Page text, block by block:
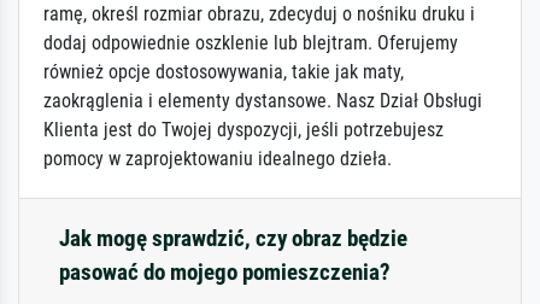
ramę, określ rozmiar obrazu, zdecyduj o nośniku druku i
dodaj odpowiednie oszklenie lub blejtram. Oferujemy
również opcje dostosowywania, takie jak maty,
zaokrąglenia i elementy dystansowe. Nasz Dział Obsługi
Klienta jest do Twojej dyspozycji, jeśli potrzebujesz
pomocy w zaprojektowaniu idealnego dzieła.
Jak mogę sprawdzić, czy obraz będzie
pasować do mojego pomieszczenia?